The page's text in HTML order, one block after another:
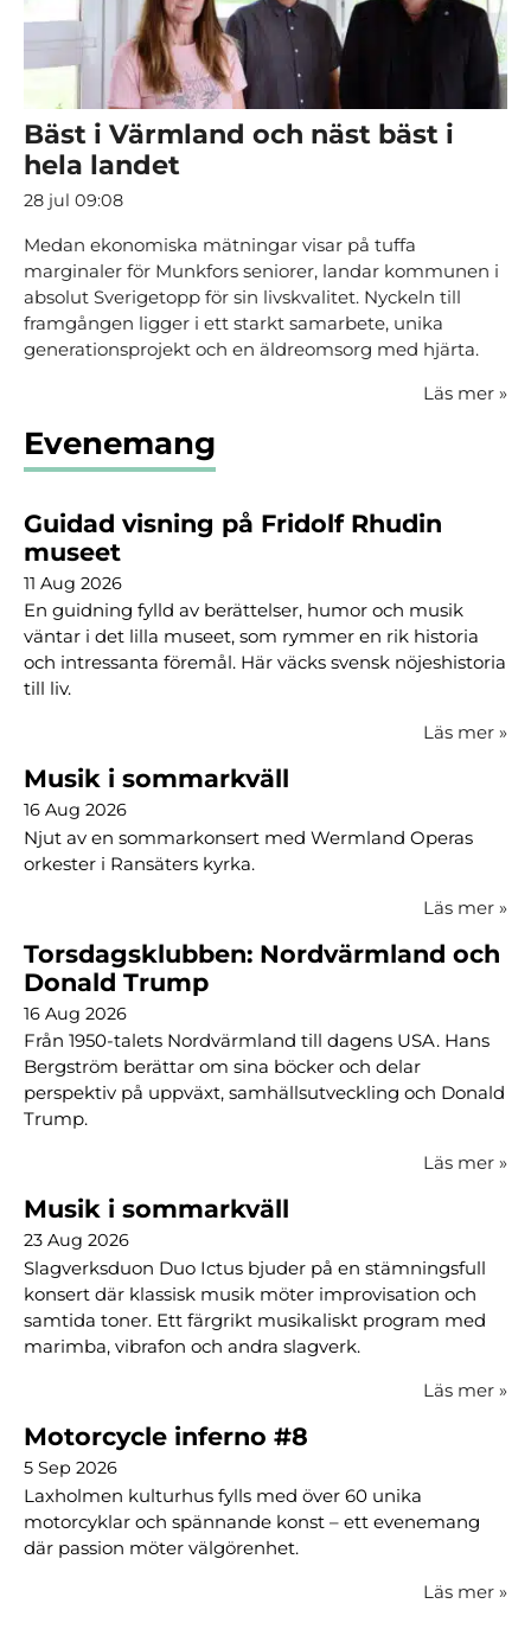
Bäst i Värmland och näst bäst i
hela landet
28 jul 09:08
Medan ekonomiska mätningar visar på tuffa
marginaler för Munkfors seniorer, landar kommunen i
absolut Sverigetopp för sin livskvalitet. Nyckeln till
framgången ligger i ett starkt samarbete, unika
generationsprojekt och en äldreomsorg med hjärta.
Läs mer »
Evenemang
Guidad visning på Fridolf Rhudin
museet
11 Aug 2026
En guidning fylld av berättelser, humor och musik
väntar i det lilla museet, som rymmer en rik historia
och intressanta föremål. Här väcks svensk nöjeshistoria
till liv.
Läs mer »
Musik i sommarkväll
16 Aug 2026
Njut av en sommarkonsert med Wermland Operas
orkester i Ransäters kyrka.
Läs mer »
Torsdagsklubben: Nordvärmland och
Donald Trump
16 Aug 2026
Från 1950-talets Nordvärmland till dagens USA. Hans
Bergström berättar om sina böcker och delar
perspektiv på uppväxt, samhällsutveckling och Donald
Trump.
Läs mer »
Musik i sommarkväll
23 Aug 2026
Slagverksduon Duo Ictus bjuder på en stämningsfull
konsert där klassisk musik möter improvisation och
samtida toner. Ett färgrikt musikaliskt program med
marimba, vibrafon och andra slagverk.
Läs mer »
Motorcycle inferno #8
5 Sep 2026
Laxholmen kulturhus fylls med över 60 unika
motorcyklar och spännande konst – ett evenemang
där passion möter välgörenhet.
Läs mer »